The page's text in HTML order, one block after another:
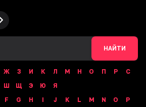
НАЙТИ
Ж З И К Л М Н О П Р
С
Ш Щ Э Ю
Я
F G H I J K L M N O
P